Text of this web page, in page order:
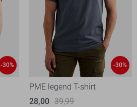
-30% -30%
PME legend T-shirt
28,00 39,99